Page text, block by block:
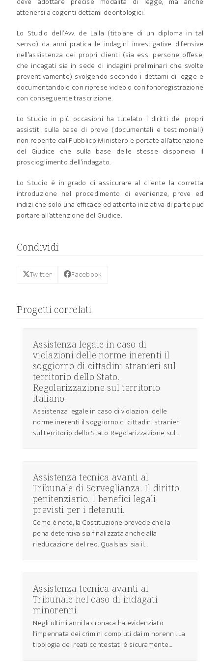
attenersi a cogenti dettami deontologici.
Lo Studio dell’Avv. de Lalla (titolare di un diploma in tal
senso) da anni pratica le indagini investigative difensive
nell’assistenza dei propri clienti (sia essi persone offese,
che indagati sia in sede di indagini preliminari che svolte
preventivamente) svolgendo secondo i dettami di legge e
documentandole con riprese video o con fonoregistrazione
con conseguente trascrizione.
Lo Studio in più occasioni ha tutelato i diritti dei propri
assistiti sulla base di prove (documentali e testimoniali)
non reperite dal Pubblico Ministero e portate all’attenzione
del Giudice che sulla base delle stesse disponeva il
proscioglimento dell’indagato.
Lo Studio è in grado di assicurare al cliente la corretta
introduzione nel procedimento di evenienze, prove ed
indizi che solo una efficace ed attenta iniziativa di parte può
portare all’attenzione del Giudice.
Condividi
Twitter Facebook
Progetti correlati
Assistenza legale in caso di
violazioni delle norme inerenti il
soggiorno di cittadini stranieri sul
territorio dello Stato.
Regolarizzazione sul territorio
italiano.
Assistenza legale in caso di violazioni delle
norme inerenti il soggiorno di cittadini stranieri
sul territorio dello Stato. Regolarizzazione sul…
Assistenza tecnica avanti al
Tribunale di Sorveglianza. Il diritto
penitenziario. I benefici legali
previsti per i detenuti.
Come è noto, la Costituzione prevede che la
pena detentiva sia finalizzata anche alla
rieducazione del reo. Qualsiasi sia il…
Assistenza tecnica avanti al
Tribunale nel caso di indagati
minorenni.
Negli ultimi anni la cronaca ha evidenziato
l’impennata dei crimini compiuti dai minorenni. La
tipologia dei reati contestati è sicuramente…